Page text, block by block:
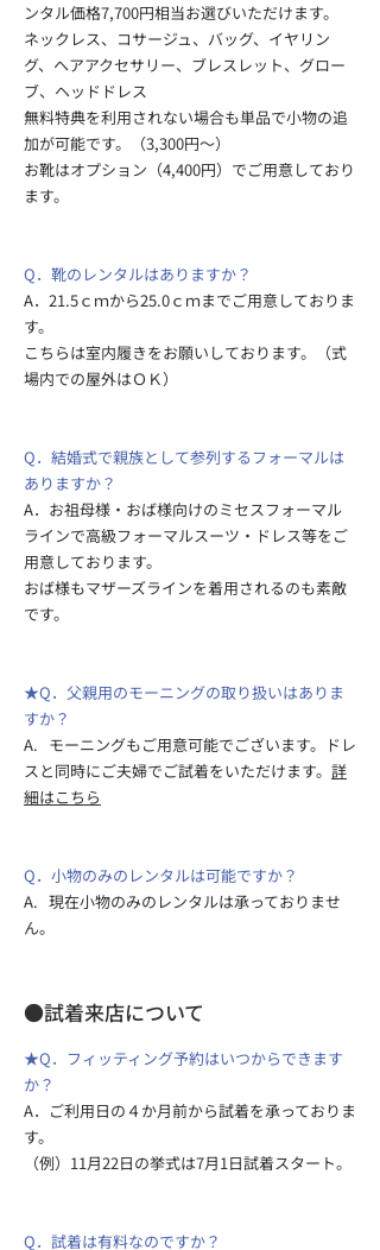
ンタル価格7,700円相当お選びいただけます。​
ネックレス、コサージュ、バッグ、イヤリン
グ、ヘアアクセサリー、ブレスレット、グロー
ブ、ヘッドドレス
​​​​​無料特典を利用されない場合も単品で小物の追
加が可能です。（3,300円～）
お靴はオプション（4,400円）でご用意しており
ます。
Q．靴のレンタルはありますか？
A．21.5ｃｍから25.0ｃｍまでご用意しておりま
す。​
こちらは室内履きをお願いしております。（式
場内での屋外はＯＫ）
Q．結婚式で親族として参列するフォーマルは
ありますか？
A．お祖母様・おば様向けのミセスフォーマル
ラインで高級フォーマルスーツ・ドレス等をご
用意しております。
おば様もマザーズラインを着用されるのも素敵
です。​​
★Q．父親用のモーニングの取り扱いはありま
すか？
A. モーニングもご用意可能でございます。ドレ
スと同時にご夫婦でご試着をいただけます。 詳
細はこちら
Q．小物のみのレンタルは可能ですか？
A. 現在小物のみのレンタルは承っておりませ
ん。​​
​​●試着来店について
★Q．フィッティング予約はいつからできます
か？
A．ご利用日の４か月前から試着を承っておりま
す。
（例）11月22日の挙式は7月1日試着スタート。
Q．試着は有料なのですか？